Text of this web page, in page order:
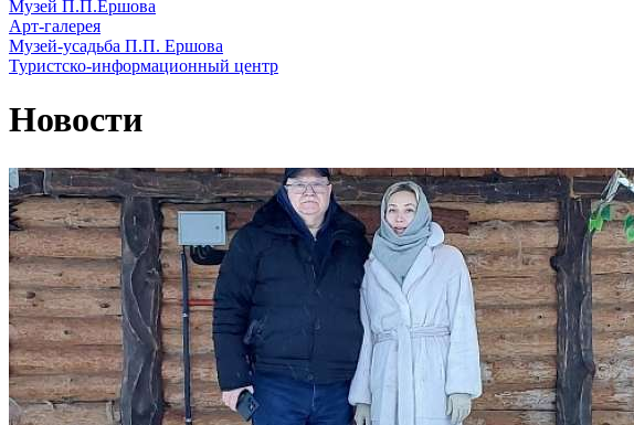
Музей П.П.Ершова
Арт-галерея
Музей-усадьба П.П. Ершова
Туристско-информационный центр
Новости